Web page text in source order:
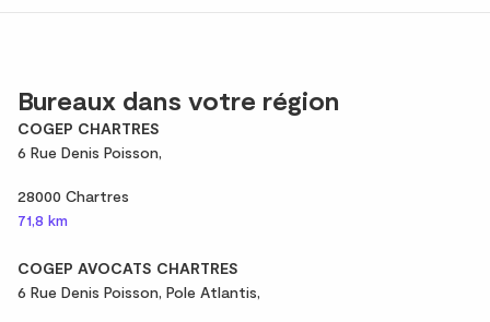
Bureaux dans votre région
COGEP CHARTRES
6 Rue Denis Poisson,
28000 Chartres
71,8 km
COGEP AVOCATS CHARTRES
6 Rue Denis Poisson, Pole Atlantis,